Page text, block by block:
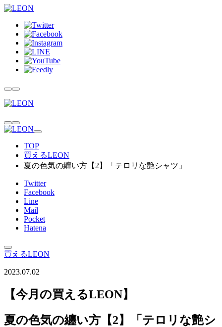
TOP
買えるLEON
夏の色気の纏い方【2】「テロリな艶シャツ」
Twitter
Facebook
Line
Mail
Pocket
Hatena
買えるLEON
2023.07.02
【今月の買えるLEON】
夏の色気の纏い方【2】「テロリな艶シ